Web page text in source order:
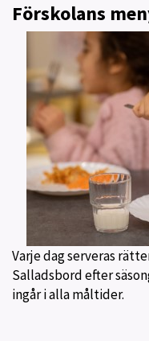
Förskolans
Varje dag serveras
Salladsbord efter
ingår i alla måltider.